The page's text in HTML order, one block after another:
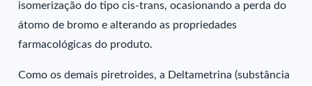
isomerização do tipo cis-trans, ocasionando a perda do
átomo de bromo e alterando as propriedades
farmacológicas do produto.
Como os demais piretroides, a Deltametrina (substância